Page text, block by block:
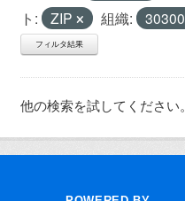
ト:
ZIP 組織: 30300
フィルタ結果
他の検索を試してください。